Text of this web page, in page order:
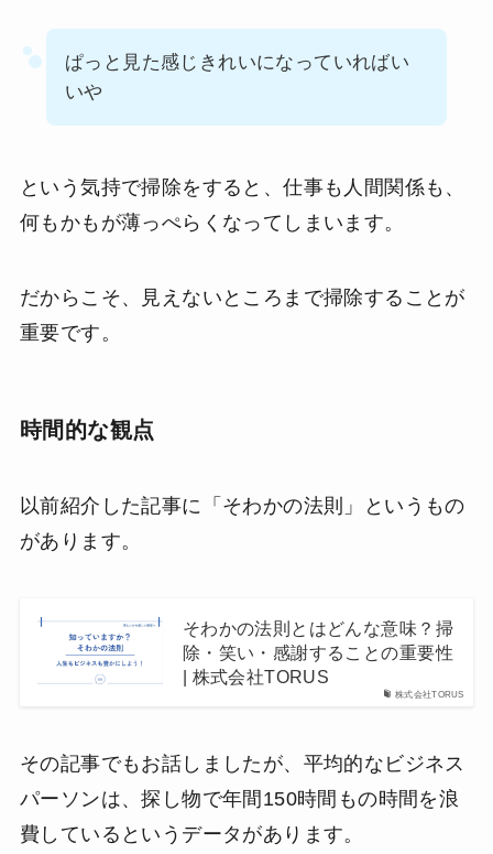
ぱっと見た感じきれいになっていればい
いや
という気持で掃除をすると、仕事も人間関係も、
何もかもが薄っぺらくなってしまいます。
だからこそ、見えないところまで掃除することが
重要です。
時間的な観点
以前紹介した記事に「そわかの法則」というもの
があります。
株式会社TORUS
そわかの法則とはどんな意味？掃
除・笑い・感謝することの重要性
| 株式会社TORUS
その記事でもお話しましたが、平均的なビジネス
パーソンは、探し物で年間150時間もの時間を浪
費しているというデータがあります。